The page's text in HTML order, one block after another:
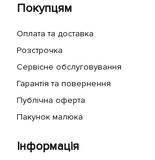
Покупцям
Оплата та доставка
Розстрочка
Сервісне обслуговування
Гарантія та повернення
Публічна оферта
Пакунок малюка
Інформація